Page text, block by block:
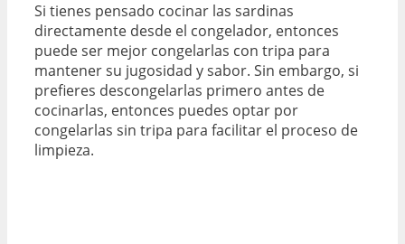
Si tienes pensado cocinar las sardinas
directamente desde el congelador, entonces
puede ser mejor congelarlas con tripa para
mantener su jugosidad y sabor. Sin embargo, si
prefieres descongelarlas primero antes de
cocinarlas, entonces puedes optar por
congelarlas sin tripa para facilitar el proceso de
limpieza.